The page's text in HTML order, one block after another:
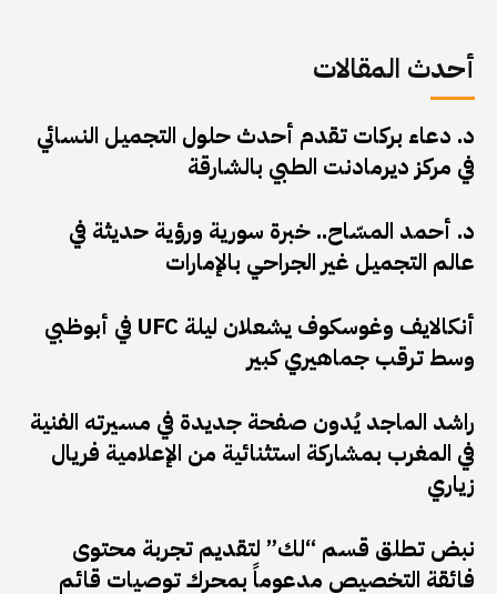
أحدث المقالات
د. دعاء بركات تقدم أحدث حلول التجميل النسائي
في مركز ديرمادنت الطبي بالشارقة
د. أحمد المسّاح.. خبرة سورية ورؤية حديثة في
عالم التجميل غير الجراحي بالإمارات
أنكالايف وغوسكوف يشعلان ليلة UFC في أبوظبي
وسط ترقب جماهيري كبير
راشد الماجد يُدون صفحة جديدة في مسيرته الفنية
في المغرب بمشاركة استثنائية من الإعلامية فريال
زياري
نبض تطلق قسم “لك” لتقديم تجربة محتوى
فائقة التخصيص مدعوماً بمحرك توصيات قائم